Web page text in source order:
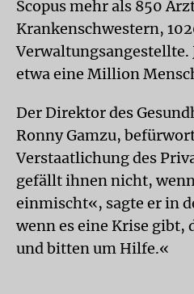
Scopus mehr als 850
Krankenschwestern,
etwa eine Million
Der Direktor des
Ronny Gamzu,
Verstaatlichung des
gefällt ihnen nicht,
einmischt«, sagte er in
wenn es eine Krise gibt,
und bitten um Hilfe.«